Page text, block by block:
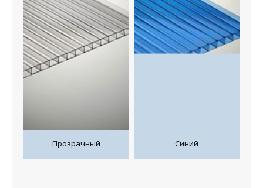
Прозрачный Синий